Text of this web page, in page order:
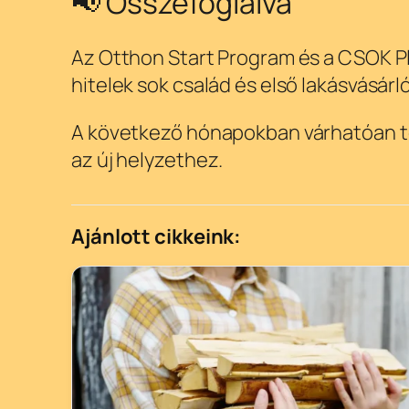
Az Otthon Start Program és a
hitelek sok család és első
A következő hónapokban várhatóan
az új helyzethez.
Ajánlott cikkeink: